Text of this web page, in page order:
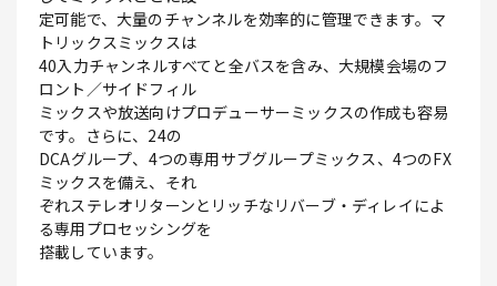
定可能で、大量のチャンネルを効率的に管理できます。マ
トリックスミックスは
40入力チャンネルすべてと全バスを含み、大規模会場のフ
ロント／サイドフィル
ミックスや放送向けプロデューサーミックスの作成も容易
です。さらに、24の
DCAグループ、4つの専用サブグループミックス、4つのFX
ミックスを備え、それ
ぞれステレオリターンとリッチなリバーブ・ディレイによ
る専用プロセッシングを
搭載しています。